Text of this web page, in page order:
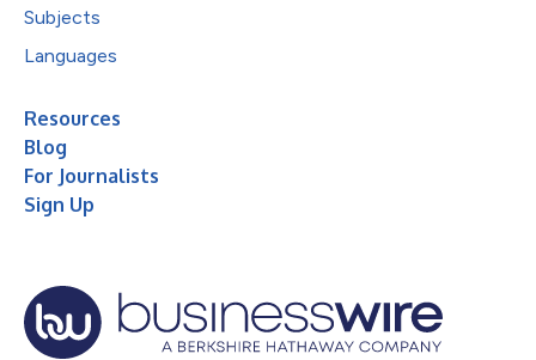
Subjects
Languages
Resources
Blog
For Journalists
Sign Up